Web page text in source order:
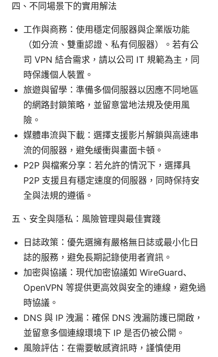
四、不同場景下的實用解法
工作與商務：使用穩定伺服器與企業版功能
（如分流、雙重認證、私有伺服器）。若有公
司 VPN 結合需求，請以公司 IT 規範為主，同
時保護個人裝置。
旅遊與留學：準備多個伺服器以因應不同地區
的網路封鎖策略，並留意當地法規及使用風
險。
媒體串流與下載：選擇支援影片解鎖與高速串
流的伺服器，避免緩衝與畫面卡頓。
P2P 與檔案分享：若允許的情況下，選擇具
P2P 支援且有穩定速度的伺服器，同時保持安
全與法規的遵循。
五、安全與隱私：風險管理與最佳實踐
日誌政策：優先選擁有嚴格無日誌或最小化日
誌的服務，避免長期記錄使用者資訊。
加密與協議：現代加密協議如 WireGuard、
OpenVPN 等提供更高效與安全的連線，避免過
時協議。
DNS 與 IP 洩漏：確保 DNS 洩漏防護已開啟，
並留意多個連線環境下 IP 是否仍被公開。
風險評估：在需要敏感資訊時，謹慎使用